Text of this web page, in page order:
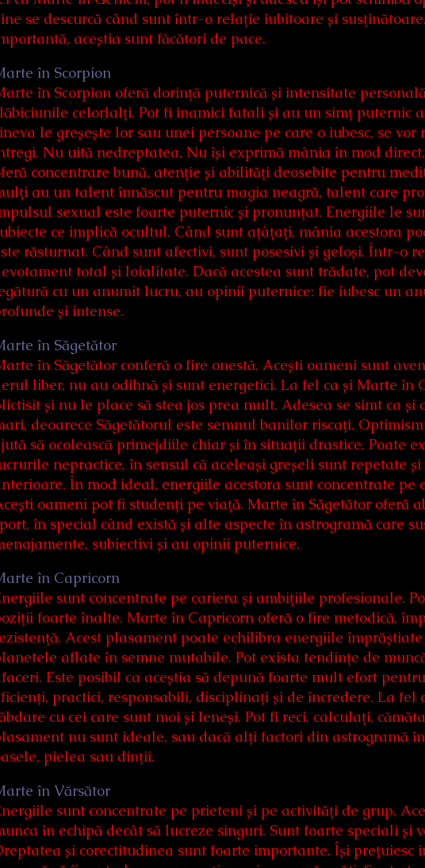
se descurcă când sunt într-o relație iubitoare și
aceștia sunt făcători de pace.
în Scorpion
în Scorpion oferă dorință puternică și intensitate
celorlalți. Pot fi inamici fatali și au un simț puternic
le greșește lor sau unei persoane pe care o iubesc, se
Nu uită nedreptatea. Nu își exprimă mânia în mod
concentrare bună, atenție și abilități deosebite pentru
au un talent înnăscut pentru magia neagră, talent care
sexual este foarte puternic și pronunțat. Energiile le
ce implică ocultul. Când sunt ațâțați, mânia acestora
răsturnat. Când sunt afectivi, sunt posesivi și geloși. Într-o
total și loialitate. Dacă acestea sunt trădate, pot
cu un anumit lucru, au opinii puternice: fie iubesc un
și intense.
în Săgetător
în Săgetător conferă o fire onestă. Acești oameni sunt
liber, nu au odihnă și sunt energetici. La fel ca și Marte în
și nu le place să stea jos prea mult. Adesea se simt ca
deoarece Săgetătorul este semnul banilor riscați.
să ocolească primejdiile chiar și în situații drastice. Poate
nepractice, în sensul că aceleași greșeli sunt repetate
În mod ideal, energiile acestora sunt concentrate
oameni pot fi studenți pe viață. Marte în Săgetător oferă
în special când există și alte aspecte în astrogramă care
subiectivi și au opinii puternice.
în Capricorn
sunt concentrate pe cariera și ambițiile profesionale.
foarte înalte. Marte în Capricorn oferă o fire metodică,
Acest plasament poate echilibra energiile
aflate în semne mutabile. Pot exista tendințe de
Este posibil ca aceștia să depună foarte mult efort
practici, responsabili, disciplinați și de încredere. La
cu cei care sunt moi și leneși. Pot fi reci, calculați,
nu sunt ideale, sau dacă alți factori din astrogramă
pielea sau dinții.
în Vărsător
sunt concentrate pe prieteni și pe activități de grup.
în echipă decât să lucreze singuri. Sunt foarte speciali și
și corectitudinea sunt foarte importante. Își